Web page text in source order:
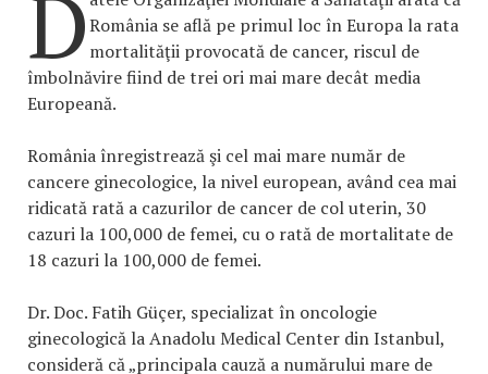
DRomânia se află pe primul loc în Europa la rata
mortalităţii provocată de cancer, riscul de
îmbolnăvire fiind de trei ori mai mare decât media
Europeană.
România înregistrează şi cel mai mare număr de
cancere ginecologice, la nivel european, având cea mai
ridicată rată a cazurilor de cancer de col uterin, 30
cazuri la 100,000 de femei, cu o rată de mortalitate de
18 cazuri la 100,000 de femei.
Dr. Doc. Fatih Güçer, specializat în oncologie
ginecologică la Anadolu Medical Center din Istanbul,
consideră că „principala cauză a numărului mare de